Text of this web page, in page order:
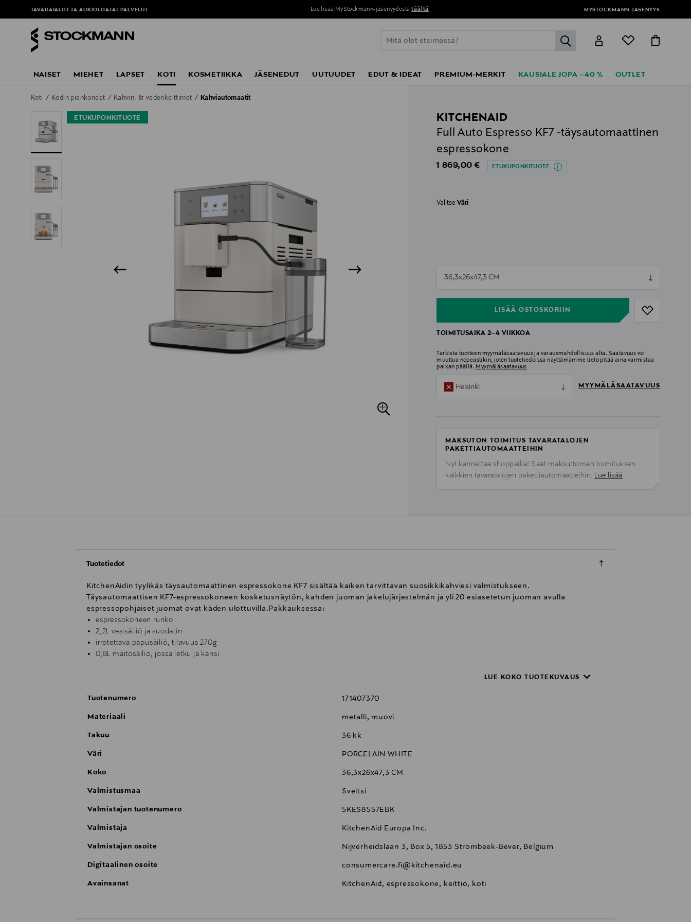
TAVARATALOT JA AUKIOLOAJAT PALVELUT Lue lisää MyStockmann-jäsenyydestä täältä MYSTOCKMANN-JÄSENYYS
label.header.go
NAISET MIEHET LAPSET KOTI KOSMETIIKKA JÄSENEDUT UUTUUDET EDUT & IDEAT PREMIUM-MERKIT KAUSIALE JOPA –40 % OUTLET
Koti Kodin pienkoneet Kahvin- & vedenkeittimet Kahviautomaatit
ETUKUPONKITUOTE
KITCHENAID
Full Auto Espresso KF7 -täysautomaattinen
espressokone
Original Price
1 869,00 € ETUKUPONKITUOTE
ValitseVäri
36,3x26x47,3 CM
LISÄÄ OSTOSKORIIN
null
TOIMITUSAIKA 2–4 VIIKKOA
Tarkista tuotteen myymäläsaatavuus ja varausmahdollisuus alta. Saatavuus voi
muuttua nopeastikin, joten tuotetiedoissa näyttämämme tieto pitää aina varmistaa
paikan päällä. Myymäläsaatavuus
Helsinki MYYMÄLÄSAATAVUUS
MAKSUTON TOIMITUS TAVARATALOJEN
PAKETTIAUTOMAATTEIHIN
Nyt kannattaa shoppailla! Saat maksuttoman toimituksen
kaikkien tavaratalojen pakettiautomaatteihin. Lue lisää
Tuotetiedot
KitchenAidin tyylikäs täysautomaattinen espressokone KF7 sisältää kaiken tarvittavan suosikkikahviesi valmistukseen.
Täysautomaattisen KF7-espressokoneen kosketusnäytön, kahden juoman jakelujärjestelmän ja yli 20 esiasetetun juoman avulla
espressopohjaiset juomat ovat käden ulottuvilla.Pakkauksessa:
espressokoneen runko
2,2L vesisäiliö ja suodatin
irrotettava papusäiliö, tilavuus 270g
0,8L maitosäiliö, jossa letku ja kansi
Kitchenaid x Illy Espresso Exploration -paketti
LUE KOKO TUOTEKUVAUS
Tuotenumero 171407370
Materiaali metalli, muovi
Takuu 36 kk
Väri PORCELAIN WHITE
Koko 36,3x26x47,3 CM
Valmistusmaa Sveitsi
Valmistajan tuotenumero 5KES8557EBK
Valmistaja KitchenAid Europa Inc.
Valmistajan osoite Nijverheidslaan 3, Box 5, 1853 Strombeek-Bever, Belgium
Digitaalinen osoite consumercare.fi@kitchenaid.eu
Avainsanat KitchenAid, espressokone, keittiö, koti